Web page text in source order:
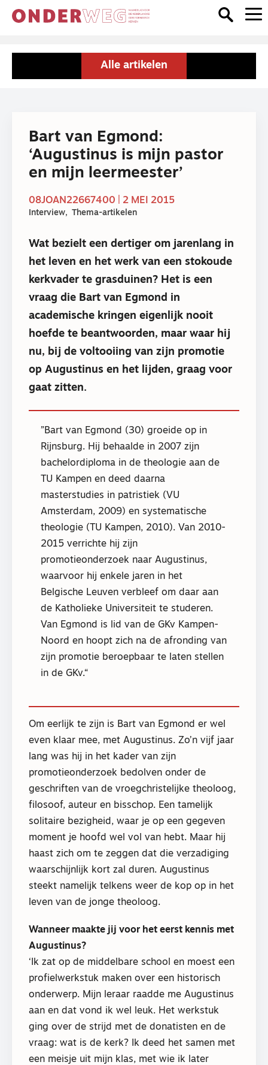
Alle artikelen
Bart van Egmond:
‘Augustinus is mijn pastor
en mijn leermeester’
08JOAN22667400 | 2 MEI 2015
Interview Thema-artikelen
Wat bezielt een dertiger om jarenlang in
het leven en het werk van een stokoude
kerkvader te grasduinen? Het is een
vraag die Bart van Egmond in
academische kringen eigenlijk nooit
hoefde te beantwoorden, maar waar hij
nu, bij de voltooiing van zijn promotie
op Augustinus en het lijden, graag voor
gaat zitten.
Bart van Egmond (30) groeide op in
Rijnsburg. Hij behaalde in 2007 zijn
bachelordiploma in de theologie aan de
TU Kampen en deed daarna
masterstudies in patristiek (VU
Amsterdam, 2009) en systematische
theologie (TU Kampen, 2010). Van 2010-
2015 verrichte hij zijn
promotieonderzoek naar Augustinus,
waarvoor hij enkele jaren in het
Belgische Leuven verbleef om daar aan
de Katholieke Universiteit te studeren.
Van Egmond is lid van de GKv Kampen-
Noord en hoopt zich na de afronding van
zijn promotie beroepbaar te laten stellen
in de GKv.
Om eerlijk te zijn is Bart van Egmond er wel
even klaar mee, met Augustinus. Zo’n vijf jaar
lang was hij in het kader van zijn
promotieonderzoek bedolven onder de
geschriften van de vroegchristelijke theoloog,
filosoof, auteur en bisschop. Een tamelijk
solitaire bezigheid, waar je op een gegeven
moment je hoofd wel vol van hebt. Maar hij
haast zich om te zeggen dat die verzadiging
waarschijnlijk kort zal duren. Augustinus
steekt namelijk telkens weer de kop op in het
leven van de jonge theoloog.
Wanneer maakte jij voor het eerst kennis met
Augustinus?
‘Ik zat op de middelbare school en moest een
profielwerkstuk maken over een historisch
onderwerp. Mijn leraar raadde me Augustinus
aan en dat vond ik wel leuk. Het werkstuk
ging over de strijd met de donatisten en de
vraag: wat is de kerk? Ik deed het samen met
een meisje uit mijn klas, met wie ik later